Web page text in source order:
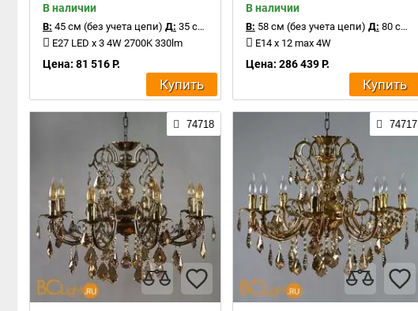
В наличии
В: 45 см (без учета цепи) Д: 35 см
E27 LED x 3 4W 2700K 330lm
Цена: 81 516 Р.
Купить
В наличии
В: 58 см (без учета цепи) Д: 80 см
E14 x 12 max 4W
Цена: 286 439 Р.
Купить
74718 74717